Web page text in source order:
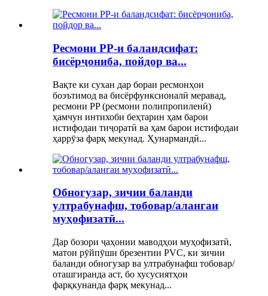
Ресмони PP-и баландсифат:
бисёрҷониба, пойдор ва...
Вақте ки сухан дар бораи ресмонҳои
боэътимод ва бисёрфунксионалӣ меравад,
ресмони PP (ресмони полипропиленӣ)
ҳамчун интихоби беҳтарин ҳам барои
истифодаи тиҷоратӣ ва ҳам барои истифодаи
ҳаррӯза фарқ мекунад. Ҳунармандӣ...
Обногузар, зичии баланди
ултрабунафш, тобовар/алангаи
муҳофизатӣ...
Дар бозори ҷаҳонии маводҳои муҳофизатӣ,
матои рӯйпӯши брезентии PVC, ки зичии
баланди обногузар ва ултрабунафш тобовар/
оташгиранда аст, бо хусусиятҳои
фарқкунанда фарқ мекунад...